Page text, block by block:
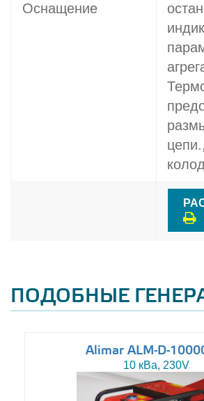
Оснащение
ПОДОБНЫЕ
Alimar ALM-D-
10 кВа, 230V